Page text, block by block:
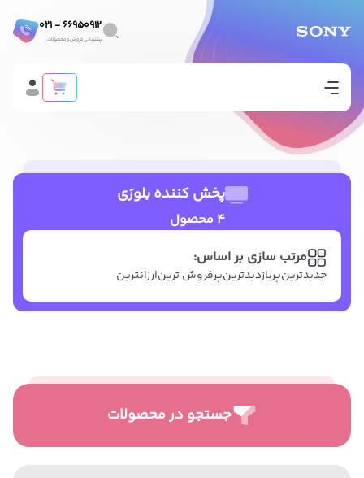
66950912 - 021
پشتیبانی فروش و محصولات
پخش کننده بلورَی
4 محصول
مرتب سازی بر اساس:
جدیدترینپربازدیدترینپرفروش ترینارزانترین
جستجو در محصولات